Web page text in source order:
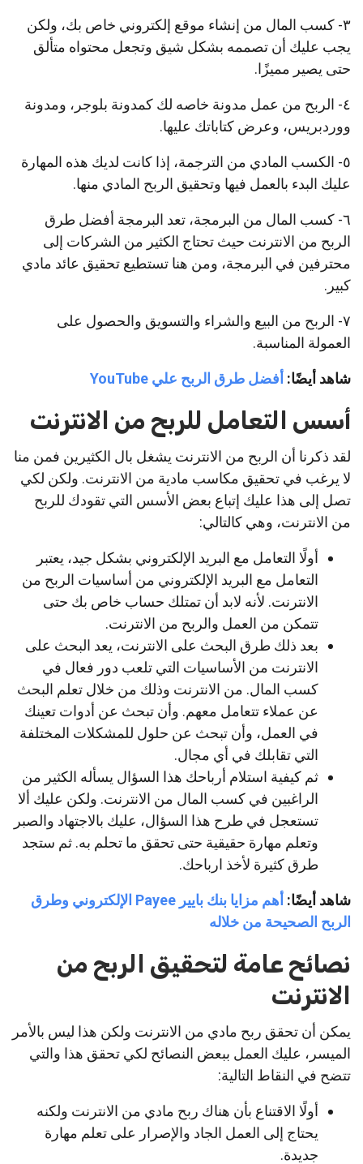
٣- كسب المال من إنشاء موقع إلكتروني خاص بك، ولكن
يجب عليك أن تصممه بشكل شيق وتجعل محتواه متألق
حتى يصير مميزًا.
٤- الربح من عمل مدونة خاصه لك كمدونة بلوجر، ومدونة
ووردبريس، وعرض كتاباتك عليها.
٥- الكسب المادي من الترجمة، إذا كانت لديك هذه المهارة
عليك البدء بالعمل فيها وتحقيق الربح المادي منها.
٦- كسب المال من البرمجة، تعد البرمجة أفضل طرق
الربح من الانترنت حيث تحتاج الكثير من الشركات إلى
محترفين في البرمجة، ومن هنا تستطيع تحقيق عائد مادي
كبير.
٧- الربح من البيع والشراء والتسويق والحصول على
العمولة المناسبة.
شاهد أيضًا: أفضل طرق الربح علي YouTube
أسس التعامل للربح من الانترنت
لقد ذكرنا أن الربح من الانترنت يشغل بال الكثيرين فمن منا
لا يرغب في تحقيق مكاسب مادية من الانترنت. ولكن لكي
تصل إلى هذا عليك إتباع بعض الأسس التي تقودك للربح
من الانترنت، وهي كالتالي:
أولًا التعامل مع البريد الإلكتروني بشكل جيد، يعتبر
التعامل مع البريد الإلكتروني من أساسيات الربح من
الانترنت. لأنه لابد أن تمتلك حساب خاص بك حتى
تتمكن من العمل والربح من الانترنت.
بعد ذلك طرق البحث على الانترنت، يعد البحث على
الانترنت من الأساسيات التي تلعب دور فعال في
كسب المال. من الانترنت وذلك من خلال تعلم البحث
عن عملاء تتعامل معهم. وأن تبحث عن أدوات تعينك
في العمل، وأن تبحث عن حلول للمشكلات المختلفة
التي تقابلك في أي مجال.
ثم كيفية استلام أرباحك هذا السؤال يسأله الكثير من
الراغبين في كسب المال من الانترنت. ولكن عليك ألا
تستعجل في طرح هذا السؤال، عليك بالاجتهاد والصبر
وتعلم مهارة حقيقية حتى تحقق ما تحلم به. ثم ستجد
طرق كثيرة لأخذ ارباحك.
شاهد أيضًا:
أهم مزايا بنك بايير Payee الإلكتروني وطرق
الربح الصحيحة من خلاله
نصائح عامة لتحقيق الربح من
الانترنت
يمكن أن تحقق ربح مادي من الانترنت ولكن هذا ليس بالأمر
الميسر، عليك العمل ببعض النصائح لكي تحقق هذا والتي
تتضح في النقاط التالية:
أولًا الاقتناع بأن هناك ربح مادي من الانترنت ولكنه
يحتاج إلى العمل الجاد والإصرار على تعلم مهارة
جديدة.